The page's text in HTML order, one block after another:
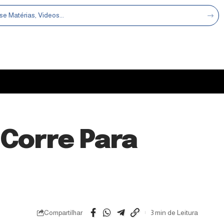
Corre Para
Compartilhar 3 min de Leitura